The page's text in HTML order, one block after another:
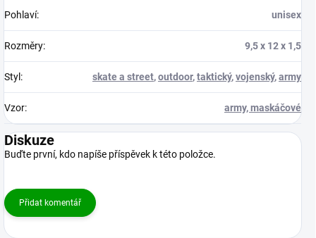
Pohlaví: unisex
Rozměry: 9,5 x 12 x 1,5
Styl : skate a street,outdoor,taktický,vojenský,army
Vzor: army, maskáčové
Diskuze
Buďte první, kdo napíše příspěvek k této položce.
Přidat komentář